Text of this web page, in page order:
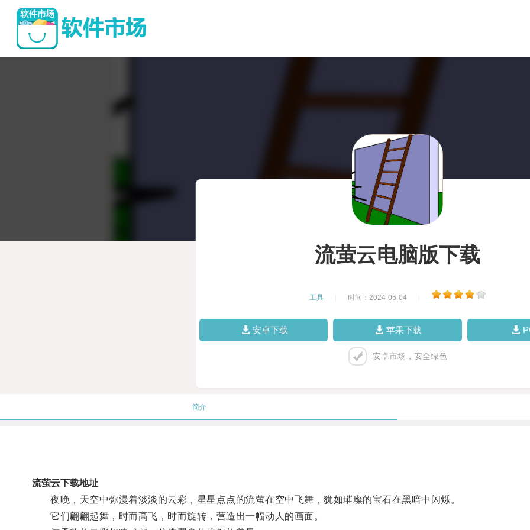
流萤云电脑版下载
工具 时间：2024-05-04
安卓下载 苹果下载
安卓市场，安全绿色
简介
流萤云下载地址
夜晚，天空中弥漫着淡淡的云彩，星星点点的流萤在空中飞舞，犹如璀璨的宝石在黑暗中闪烁。
它们翩翩起舞，时而高飞，时而旋转，营造出一幅动人的画面。